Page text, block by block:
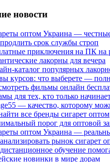
новости
оптом Украина —
срок службы строп
приключения на ПК на
лакорны для вечера
каталог популярных
курсов: что выберете —
фильмы онлайн
для тех, кто только
— качество, которому
все бренды сигарет оптом
порог для оптовой
оптом Украина —
рынок сигарет
обучение
новинки в мире дорам